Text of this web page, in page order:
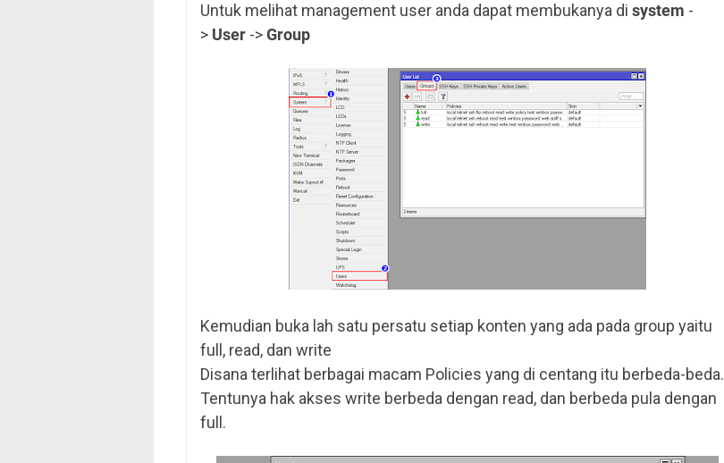
Untuk melihat management user anda dapat membukanya di system -
> User ->Group
Kemudian buka lah satu persatu setiap konten yang ada pada group yaitu
full, read, dan write
Disana terlihat berbagai macam Policies yang di centang itu berbeda-beda.
Tentunya hak akses write berbeda dengan read, dan berbeda pula dengan
full.